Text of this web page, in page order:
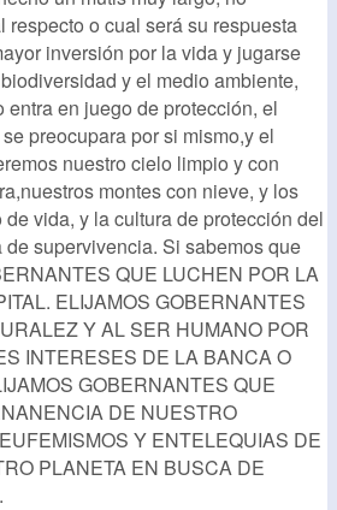
respecto o cual será su respuesta
inversión por la vida y jugarse
y el medio ambiente,
entra en juego de protección, el
preocupara por si mismo,y el
nuestro cielo limpio y con
montes con nieve, y los
vida, y la cultura de protección del
supervivencia. Si sabemos que
QUE LUCHEN POR LA
ELIJAMOS GOBERNANTES
Y AL SER HUMANO POR
INTERESES DE LA BANCA O
GOBERNANTES QUE
DE NUESTRO
Y ENTELEQUIAS DE
PLANETA EN BUSCA DE